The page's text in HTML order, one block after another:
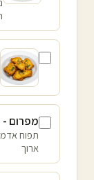
מפרום
תפוח
ארוך